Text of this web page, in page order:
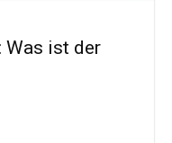
Was ist der